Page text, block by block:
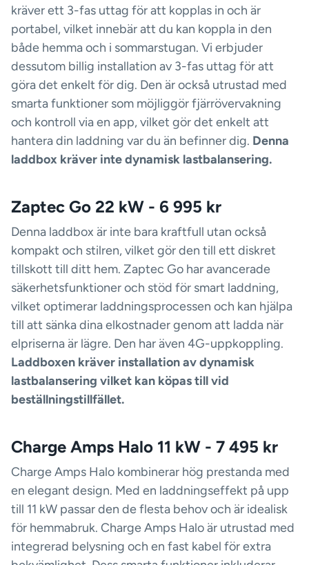
kräver ett 3-fas uttag för att kopplas in och är
portabel, vilket innebär att du kan koppla in den
både hemma och i sommarstugan. Vi erbjuder
dessutom billig installation av 3-fas uttag för att
göra det enkelt för dig. Den är också utrustad med
smarta funktioner som möjliggör fjärrövervakning
och kontroll via en app, vilket gör det enkelt att
hantera din laddning var du än befinner dig. Denna
laddbox kräver inte dynamisk lastbalansering.
Zaptec Go 22 kW - 6 995 kr
Denna laddbox är inte bara kraftfull utan också
kompakt och stilren, vilket gör den till ett diskret
tillskott till ditt hem. Zaptec Go har avancerade
säkerhetsfunktioner och stöd för smart laddning,
vilket optimerar laddningsprocessen och kan hjälpa
till att sänka dina elkostnader genom att ladda när
elpriserna är lägre. Den har även 4G-uppkoppling.
Laddboxen kräver installation av dynamisk
lastbalansering vilket kan köpas till vid
beställningstillfället.
Charge Amps Halo 11 kW - 7 495 kr
Charge Amps Halo kombinerar hög prestanda med
en elegant design. Med en laddningseffekt på upp
till 11 kW passar den de flesta behov och är idealisk
för hemmabruk. Charge Amps Halo är utrustad med
integrerad belysning och en fast kabel för extra